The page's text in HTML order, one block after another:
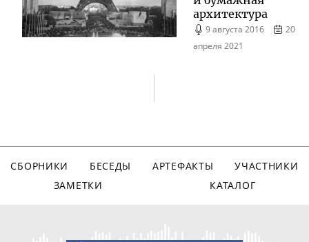
архитектура
9 августа 2016
20
апреля 2021
СБОРНИКИ БЕСЕДЫ АРТЕФАКТЫ
УЧАСТНИКИ
ЗАМЕТКИ
КАТАЛОГ